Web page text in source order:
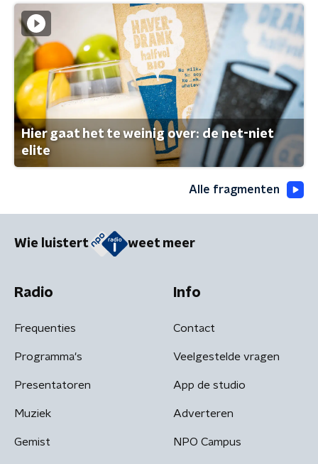
Hier gaat het te weinig over: de net-niet
elite
Alle fragmenten
Wie luistert weet meer
Radio
Frequenties
Programma's
Presentatoren
Muziek
Gemist
Info
Contact
Veelgestelde vragen
App de studio
Adverteren
NPO Campus